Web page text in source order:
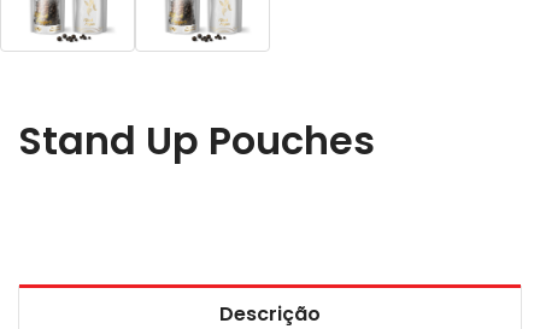
Stand Up Pouches
Descrição